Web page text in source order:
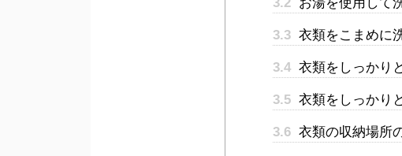
3.2 お湯を使用して
3.3 衣類をこまめに
3.4 衣類をしっかり
3.5 衣類をしっかり
3.6 衣類の収納場所